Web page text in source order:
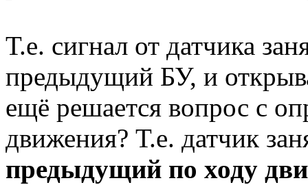
Т.е. сигнал от датчика
предыдущий БУ, и
ещё решается вопрос с
движения? Т.е. датчик
предыдущий по ходу